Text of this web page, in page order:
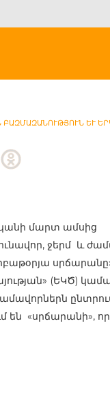
ԵՒ
մարտ ամսից
ջերմ և
(ԵԿԾ)
են «սրճարանի»,